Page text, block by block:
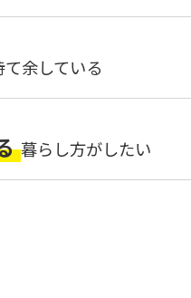
て余している
暮らし方がしたい